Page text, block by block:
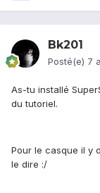
Bk201
Posté(e) 7
As-tu installé
du tutoriel.
Pour le casque il y
le dire :/